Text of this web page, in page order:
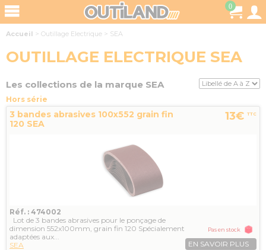
0
Accueil > Outillage Electrique > SEA
OUTILLAGE ELECTRIQUE SEA
Les collections de la marque SEA
Hors série
3 bandes abrasives 100x552 grain fin
120 SEA
13€ TTC
Réf. : 474002
Lot de 3 bandes abrasives pour le ponçage de
dimension 552x100mm, grain fin 120 Spécialement
adaptées aux...
SEA
Pas en stock
EN SAVOIR PLUS